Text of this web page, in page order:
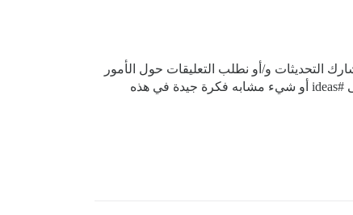
التحديثات و/أو نطلب التعليقات حول الأمور
#ideas
أو شيء مشابه فكرة جيدة في هذه